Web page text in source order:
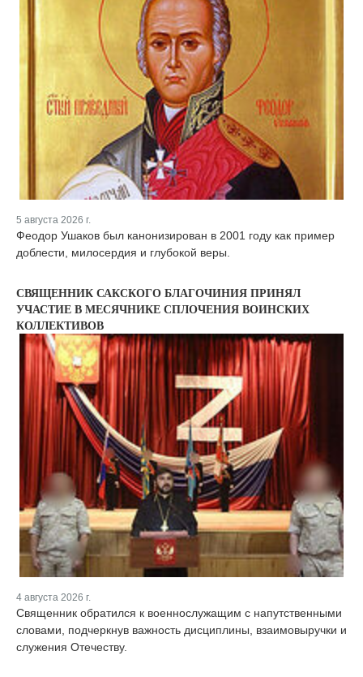
5 августа 2026 г.
Феодор Ушаков был канонизирован в 2001 году как пример
доблести, милосердия и глубокой веры.
СВЯЩЕННИК САКСКОГО БЛАГОЧИНИЯ ПРИНЯЛ
УЧАСТИЕ В МЕСЯЧНИКЕ СПЛОЧЕНИЯ ВОИНСКИХ
КОЛЛЕКТИВОВ
4 августа 2026 г.
Священник обратился к военнослужащим с напутственными
словами, подчеркнув важность дисциплины, взаимовыручки и
служения Отечеству.